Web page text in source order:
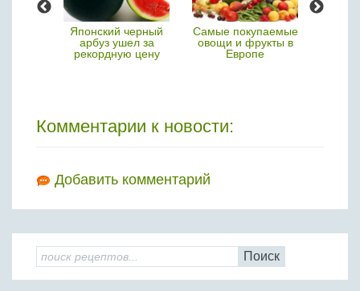
Японский черный
арбуз ушел за
рекордную цену
Самые покупаемые
овощи и фрукты в
Европе
Комментарии к новости:
Добавить комментарий
Поиск